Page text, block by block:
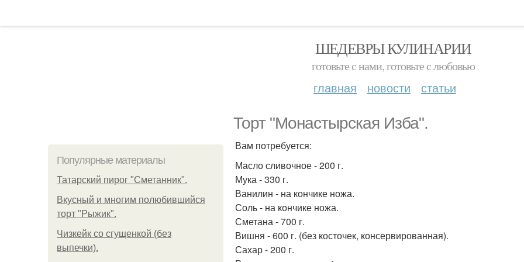
ШЕДЕВРЫ КУЛИНАРИИ
готовьте с нами, готовьте с любовью
главная новости статьи
Торт "Монастырская Изба".
Популярные материалы
Татарский пирог "Сметанник".
Вкусный и многим полюбившийся
торт "Рыжик".
Чизкейк со сгущенкой (без
выпечки).
Вам потребуется:
Масло сливочное - 200 г.
Мука - 330 г.
Ванилин - на кончике ножа.
Соль - на кончике ножа.
Сметана - 700 г.
Вишня - 600 г. (без косточек, консервированная).
Сахар - 200 г.